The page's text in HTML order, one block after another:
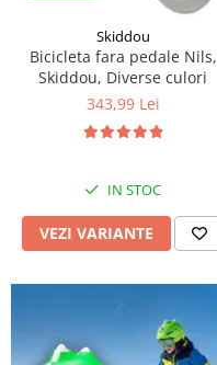
Skiddou
Bicicleta fara pedale Nils,
Skiddou, Diverse culori
343,99 Lei
IN STOC
VEZI VARIANTE